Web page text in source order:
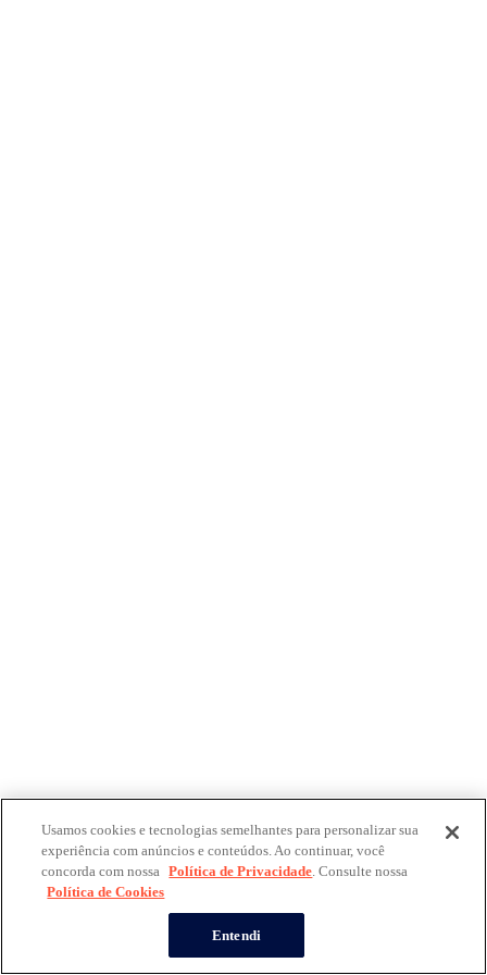
Usamos cookies e tecnologias semelhantes para personalizar sua
experiência com anúncios e conteúdos. Ao continuar, você
concorda com nossa Política de Privacidade. Consulte nossa
Política de Cookies
Entendi